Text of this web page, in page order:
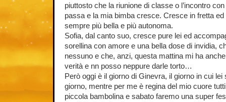
piuttosto che la riunione di classe o l’incontro
passa e la mia bimba cresce. Cresce in fretta ed
sempre più bella e più autonoma.
Sofia, dal canto suo, cresce pure lei ed
sorellina con amore e una bella dose di invidia,
nessuno e che, anzi, questa mattina mi ha
verità e nn posso neppure darle torto…
Però oggi è il giorno di Ginevra, il giorno in cui
giorno, mentre per me è regina del mio cuore
piccola bambolina e sabato faremo una super